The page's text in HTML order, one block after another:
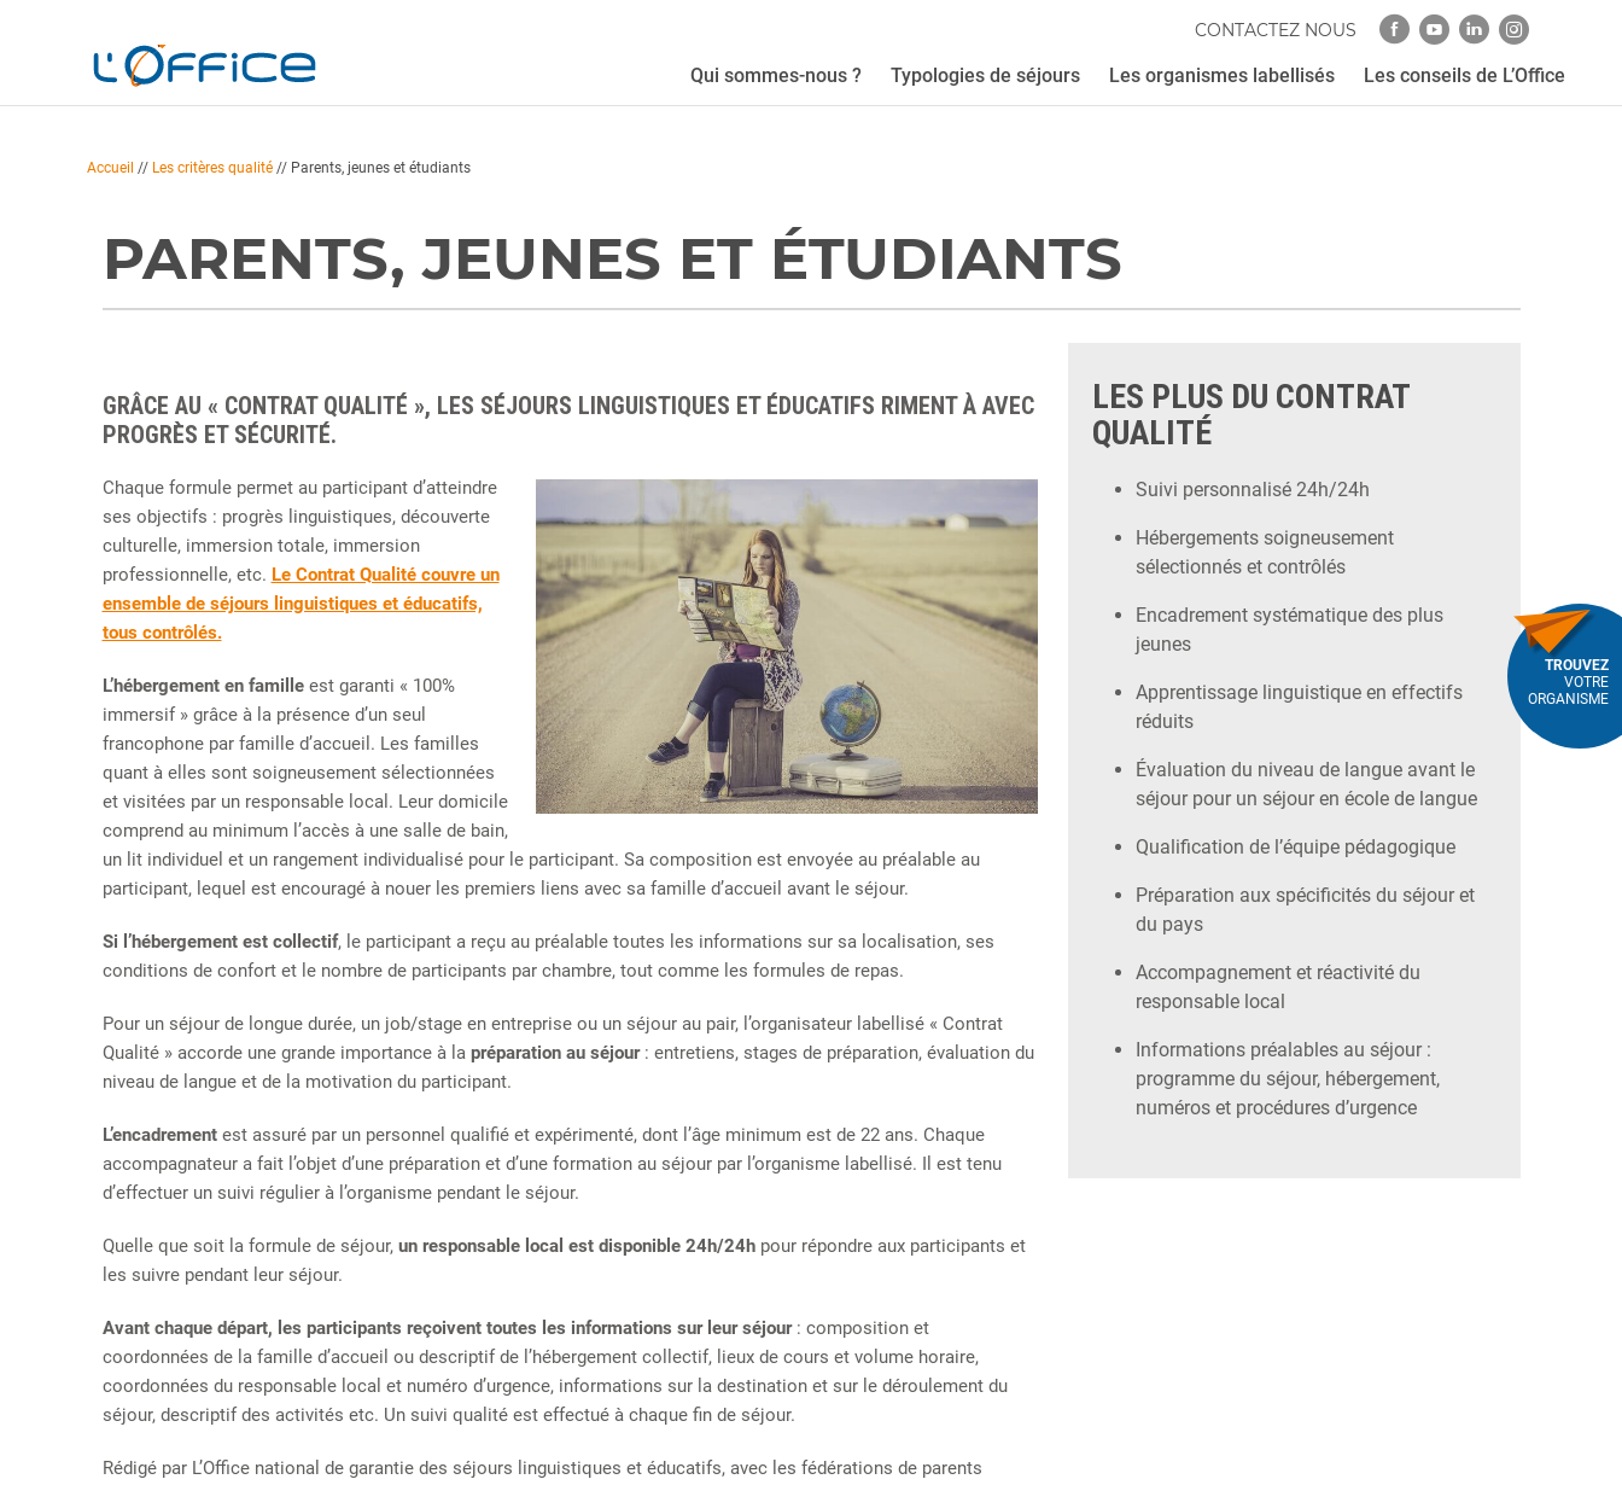
CONTACTEZ NOUS
Qui sommes-nous ? Typologies de séjours Les organismes labellisés Les conseils de L’Office
Accueil // Les critères qualité // Parents, jeunes et étudiants
PARENTS, JEUNES ET ÉTUDIANTS
GRÂCE AU « CONTRAT QUALITÉ », LES SÉJOURS LINGUISTIQUES ET ÉDUCATIFS RIMENT À AVEC
PROGRÈS ET SÉCURITÉ.
Chaque formule permet au participant d’atteindre
ses objectifs : progrès linguistiques, découverte
culturelle, immersion totale, immersion
professionnelle, etc. Le Contrat Qualité couvre un
ensemble de séjours linguistiques et éducatifs,
tous contrôlés.
L’hébergement en familleest garanti « 100%
immersif » grâce à la présence d’un seul
francophone par famille d’accueil. Les familles
quant à elles sont soigneusement sélectionnées
et visitées par un responsable local. Leur domicile
comprend au minimum l’accès à une salle de bain,
un lit individuel et un rangement individualisé pour le participant. Sa composition est envoyée au préalable au
participant, lequel est encouragé à nouer les premiers liens avec sa famille d’accueil avant le séjour.
Si l’hébergement est collectif, le participant a reçu au préalable toutes les informations sur sa localisation, ses
conditions de confort et le nombre de participants par chambre, tout comme les formules de repas.
Pour un séjour de longue durée, un job/stage en entreprise ou un séjour au pair, l’organisateur labellisé « Contrat
Qualité » accorde une grande importance à la préparation au séjour: entretiens, stages de préparation, évaluation du
niveau de langue et de la motivation du participant.
L’encadrementest assuré par un personnel qualifié et expérimenté, dont l’âge minimum est de 22 ans. Chaque
accompagnateur a fait l’objet d’une préparation et d’une formation au séjour par l’organisme labellisé. Il est tenu
d’effectuer un suivi régulier à l’organisme pendant le séjour.
Quelle que soit la formule de séjour,un responsable local est disponible 24h/24hpour répondre aux participants et
les suivre pendant leur séjour.
Avant chaque départ, les participants reçoivent toutes les informations sur leur séjour: composition et
coordonnées de la famille d’accueil ou descriptif de l’hébergement collectif, lieux de cours et volume horaire,
coordonnées du responsable local et numéro d’urgence, informations sur la destination et sur le déroulement du
séjour, descriptif des activités etc. Un suivi qualité est effectué à chaque fin de séjour.
Rédigé par L’Office national de garantie des séjours linguistiques et éducatifs, avec les fédérations de parents
LES PLUS DU CONTRAT
QUALITÉ
Suivi personnalisé 24h/24h
Hébergements soigneusement
sélectionnés et contrôlés
Encadrement systématique des plus
jeunes
Apprentissage linguistique en effectifs
réduits
Évaluation du niveau de langue avant le
séjour pour un séjour en école de langue
Qualification de l’équipe pédagogique
Préparation aux spécificités du séjour et
du pays
Accompagnement et réactivité du
responsable local
Informations préalables au séjour :
programme du séjour, hébergement,
numéros et procédures d’urgence
TROUVEZ
VOTRE
ORGANISME